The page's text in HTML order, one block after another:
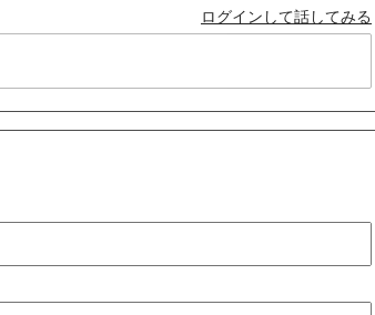
ログインして話してみる